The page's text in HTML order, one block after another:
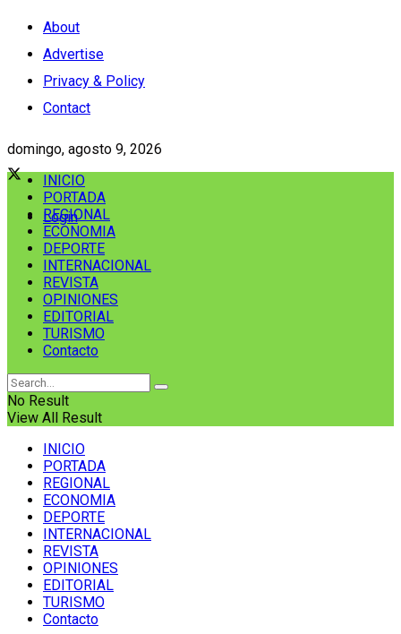
About
Advertise
Privacy & Policy
Contact
domingo, agosto 9, 2026
Login
INICIO
PORTADA
REGIONAL
ECONOMIA
DEPORTE
INTERNACIONAL
REVISTA
OPINIONES
EDITORIAL
TURISMO
Contacto
No Result
View All Result
INICIO
PORTADA
REGIONAL
ECONOMIA
DEPORTE
INTERNACIONAL
REVISTA
OPINIONES
EDITORIAL
TURISMO
Contacto